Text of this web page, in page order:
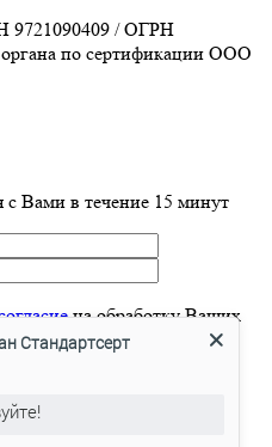
/ ОГРН
органа по сертификации ООО
с Вами в течение 15 минут
на обработку Ваших
Стандартсерт